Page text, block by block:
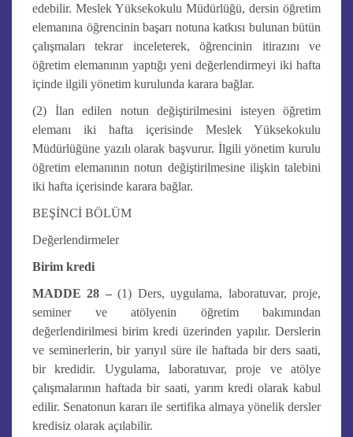
edebilir. Meslek Yüksekokulu Müdürlüğü, dersin öğretim
elemanına öğrencinin başarı notuna katkısı bulunan bütün
çalışmaları tekrar inceleterek, öğrencinin itirazını ve
öğretim elemanının yaptığı yeni değerlendirmeyi iki hafta
içinde ilgili yönetim kurulunda karara bağlar.
(2) İlan edilen notun değiştirilmesini isteyen öğretim
elemanı iki hafta içerisinde Meslek Yüksekokulu
Müdürlüğüne yazılı olarak başvurur. İlgili yönetim kurulu
öğretim elemanının notun değiştirilmesine ilişkin talebini
iki hafta içerisinde karara bağlar.
BEŞİNCİ BÖLÜM
Değerlendirmeler
Birim kredi
MADDE 28 –(1) Ders, uygulama, laboratuvar, proje,
seminer ve atölyenin öğretim bakımından
değerlendirilmesi birim kredi üzerinden yapılır. Derslerin
ve seminerlerin, bir yarıyıl süre ile haftada bir ders saati,
bir kredidir. Uygulama, laboratuvar, proje ve atölye
çalışmalarının haftada bir saati, yarım kredi olarak kabul
edilir. Senatonun kararı ile sertifika almaya yönelik dersler
kredisiz olarak açılabilir.